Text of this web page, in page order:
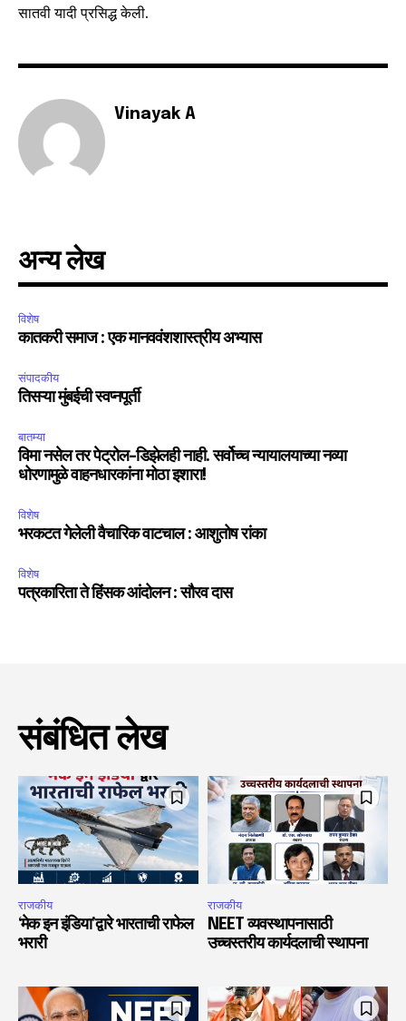
your privacy and won't spam your inbox. Your information is
6,300
सातवी यादी प्रसिद्ध केली.
Vinayak A
अन्य लेख
विशेष
कातकरी समाज : एक मानववंशशास्त्रीय अभ्यास
संपादकीय
तिसऱ्या मुंबईची स्वप्नपूर्ती
बातम्या
विमा नसेल तर पेट्रोल-डिझेलही नाही. सर्वोच्च न्यायालयाच्या नव्या
धोरणामुळे वाहनधारकांना मोठा इशारा!
विशेष
भरकटत गेलेली वैचारिक वाटचाल : आशुतोष रांका
विशेष
पत्रकारिता ते हिंसक आंदोलन : सौरव दास
संबंधित लेख
राजकीय
‘मेक इन इंडिया’द्वारे भारताची राफेल
भरारी
राजकीय
NEET व्यवस्थापनासाठी
उच्चस्तरीय कार्यदलाची स्थापना